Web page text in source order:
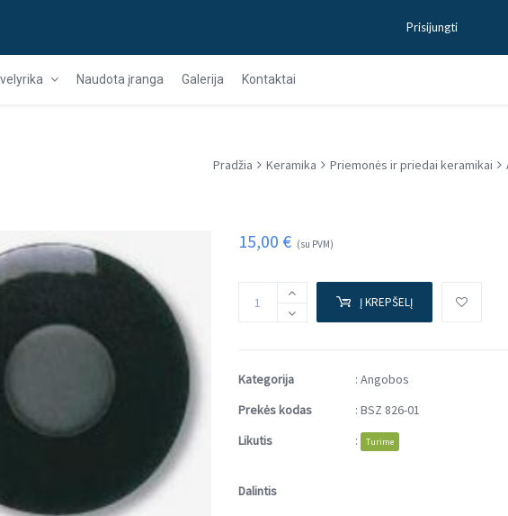
Prisijungti
Naudota įranga Galerija Kontaktai
Pradžia Keramika Priemonės ir priedai keramikai
15,00 € (su PVM)
Į KREPŠELĮ
Kategorija : Angobos
Prekės kodas
: BSZ 826-01
Likutis
: Turime
Dalintis